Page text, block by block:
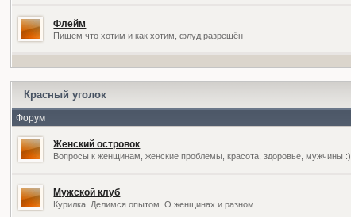
Флейм
Пишем что хотим и как хотим, флуд разрешён
Красный уголок
Форум
Женский островок
Вопросы к женщинам, женские проблемы, красота, здоровье, мужчины :)
Мужской клуб
Курилка. Делимся опытом. О женщинах и разном.